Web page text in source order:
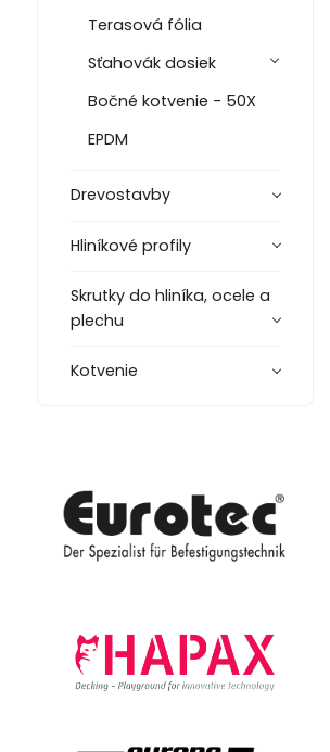
Terasová fólia
Sťahovák dosiek
Bočné kotvenie - 50X
EPDM
Drevostavby
Hliníkové profily
Skrutky do hliníka, ocele a
plechu
Kotvenie